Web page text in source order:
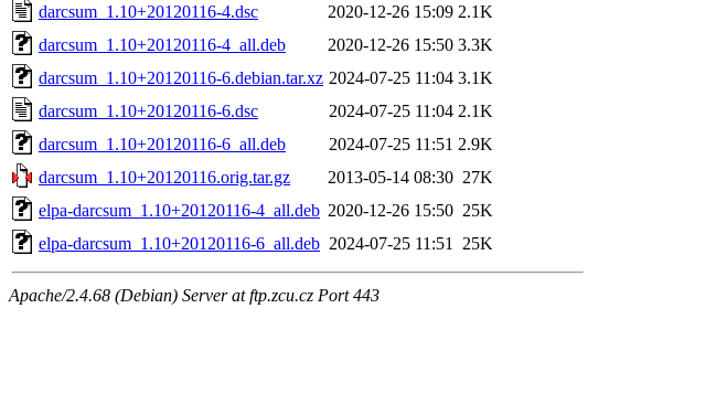
darcsum_1.10+20120116-4.dsc
2020-12-26 15:09 2.1K
darcsum_1.10+20120116-4_all.deb
2020-12-26 15:50 3.3K
darcsum_1.10+20120116-6.debian.tar.xz 2024-07-25 11:04 3.1K
darcsum_1.10+20120116-6.dsc
2024-07-25 11:04 2.1K
darcsum_1.10+20120116-6_all.deb
2024-07-25 11:51 2.9K
darcsum_1.10+20120116.orig.tar.gz
2013-05-14 08:30 27K
elpa-darcsum_1.10+20120116-4_all.deb 2020-12-26 15:50 25K
elpa-darcsum_1.10+20120116-6_all.deb 2024-07-25 11:51 25K
Apache/2.4.68 (Debian) Server at ftp.zcu.cz Port 443